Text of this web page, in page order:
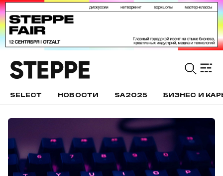
SELECT НОВОСТИ SA2025 БИЗНЕС И